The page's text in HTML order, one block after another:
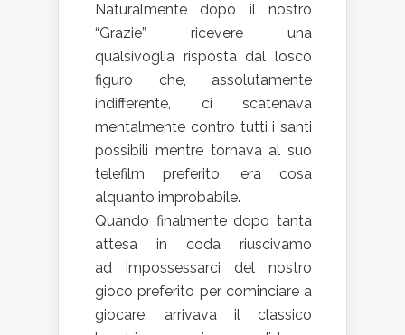
Naturalmente dopo il nostro
“Grazie” ricevere una
qualsivoglia risposta dal losco
figuro che, assolutamente
indifferente, ci scatenava
mentalmente contro tutti i santi
possibili mentre tornava al suo
telefilm preferito, era cosa
alquanto improbabile.
Quando finalmente dopo tanta
attesa in coda riuscivamo
ad impossessarci del nostro
gioco preferito per cominciare a
giocare, arrivava il classico